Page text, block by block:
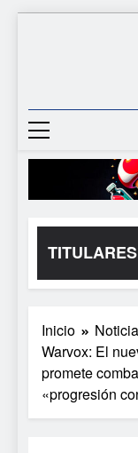
TITULARES
Inicio
Warvox: El
promete
«progresión